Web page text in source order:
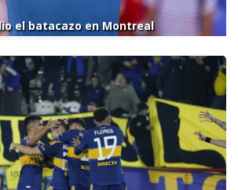
el batacazo en Montreal